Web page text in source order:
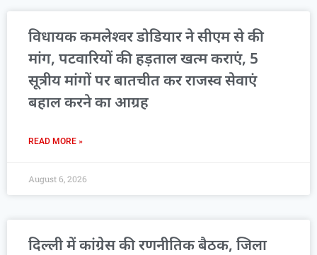
विधायक कमलेश्वर डोडियार ने सीएम से की
मांग, पटवारियों की हड़ताल खत्म कराएं, 5
सूत्रीय मांगों पर बातचीत कर राजस्व सेवाएं
बहाल करने का आग्रह
READ MORE »
August 6, 2026
दिल्ली में कांग्रेस की रणनीतिक बैठक, जिला